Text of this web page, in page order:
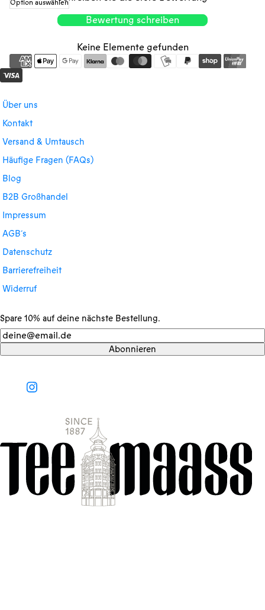
Option auswählen
Bewertung schreiben
Keine Elemente gefunden
Über uns
Kontakt
Versand & Umtausch
Häufige Fragen (FAQs)
Blog
B2B Großhandel
Impressum
AGB´s
Datenschutz
Barrierefreiheit
Widerruf
Spare 10% auf deine nächste Bestellung.
Newsletter
Abonnieren